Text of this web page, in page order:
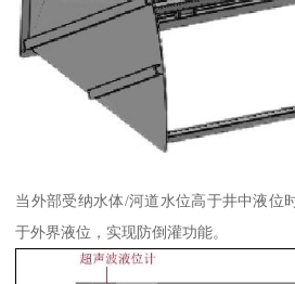
当外部受纳水体/河道水位高于井中液位
于外界液位，实现防倒灌功能。